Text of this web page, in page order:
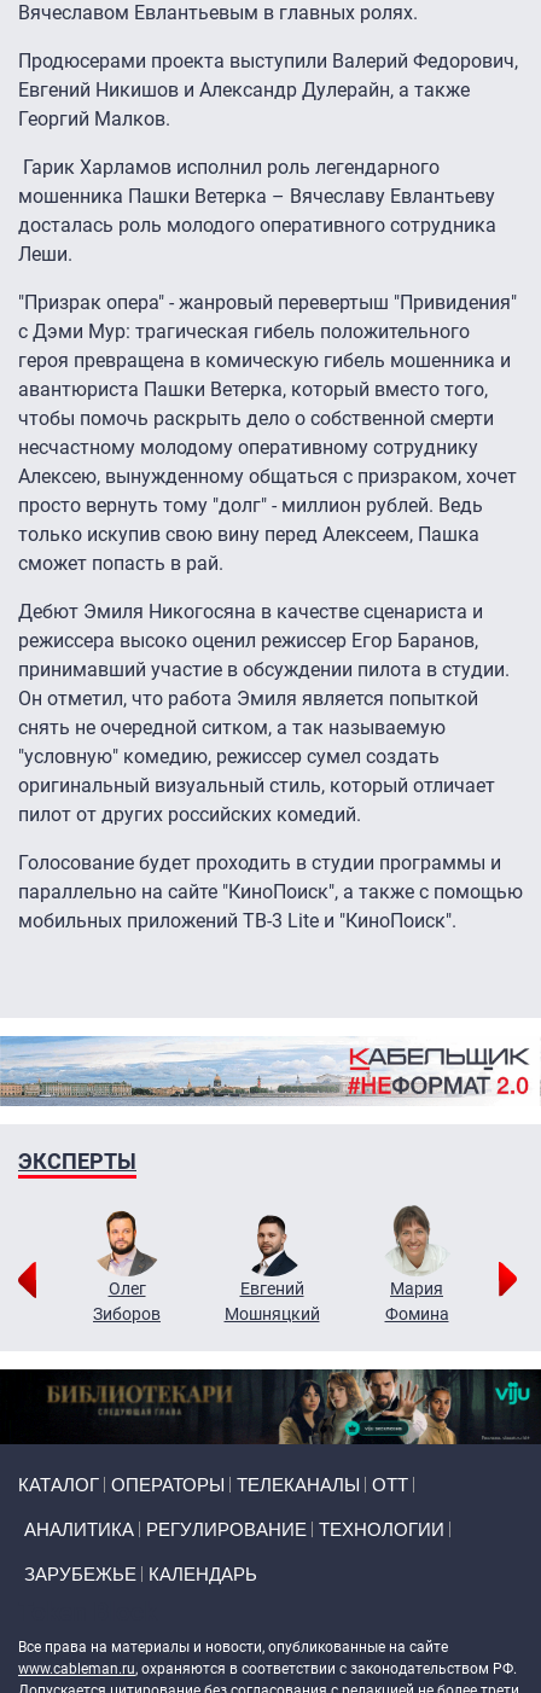
Вячеславом Евлантьевым в главных ролях.
Продюсерами проекта выступили Валерий Федорович,
Евгений Никишов и Александр Дулерайн, а также
Георгий Малков.
Гарик Харламов исполнил роль легендарного
мошенника Пашки Ветерка – Вячеславу Евлантьеву
досталась роль молодого оперативного сотрудника
Леши.
"Призрак опера" - жанровый перевертыш "Привидения"
с Дэми Мур: трагическая гибель положительного
героя превращена в комическую гибель мошенника и
авантюриста Пашки Ветерка, который вместо того,
чтобы помочь раскрыть дело о собственной смерти
несчастному молодому оперативному сотруднику
Алексею, вынужденному общаться с призраком, хочет
просто вернуть тому "долг" - миллион рублей. Ведь
только искупив свою вину перед Алексеем, Пашка
сможет попасть в рай.
Дебют Эмиля Никогосяна в качестве сценариста и
режиссера высоко оценил режиссер Егор Баранов,
принимавший участие в обсуждении пилота в студии.
Он отметил, что работа Эмиля является попыткой
снять не очередной ситком, а так называемую
"условную" комедию, режиссер сумел создать
оригинальный визуальный стиль, который отличает
пилот от других российских комедий.
Голосование будет проходить в студии программы и
параллельно на сайте "КиноПоиск", а также с помощью
мобильных приложений ТВ-3 Lite и "КиноПоиск".
ЭКСПЕРТЫ
Олег
Зиборов
Евгений
Мошняцкий
Мария
Фомина
КАТАЛОГ ОПЕРАТОРЫ ТЕЛЕКАНАЛЫ ОТТ
АНАЛИТИКА РЕГУЛИРОВАНИЕ ТЕХНОЛОГИИ
ЗАРУБЕЖЬЕ КАЛЕНДАРЬ
Все права на материалы и новости, опубликованные на сайте
www.cableman.ru, охраняются в соответствии с законодательством РФ.